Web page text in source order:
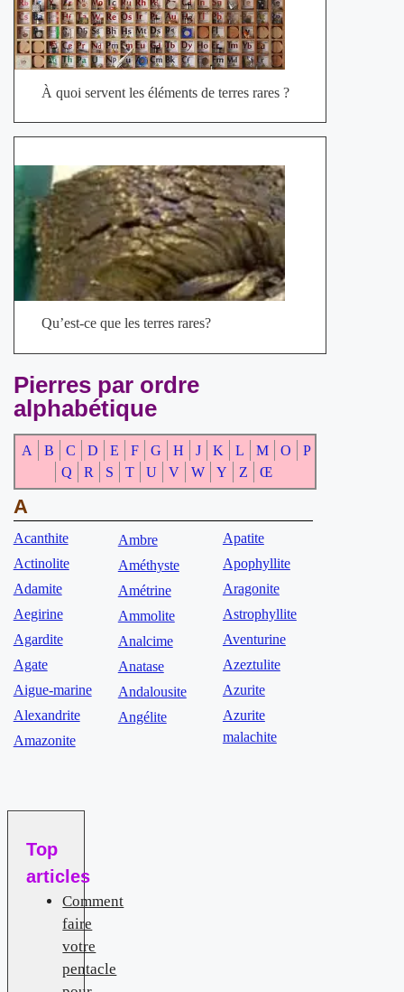
À quoi servent les éléments de terres rares ?
Qu’est-ce que les terres rares?
Pierres par ordre
alphabétique
A B C D E F G H J K L M O
P
Q
R S T U V W Y Z Œ
A
Acanthite
Actinolite
Adamite
Aegirine
Agardite
Agate
Aigue-marine
Alexandrite
Amazonite
Ambre
Améthyste
Amétrine
Ammolite
Analcime
Anatase
Andalousite
Angélite
Apatite
Apophyllite
Aragonite
Astrophyllite
Aventurine
Azeztulite
Azurite
Azurite
malachite
Top
articles
Comment
faire
votre
pentacle